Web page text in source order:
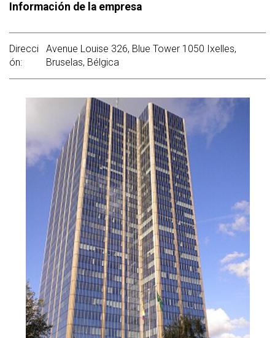
Información de la empresa
Direcci
ón:
Avenue Louise 326, Blue Tower 1050 Ixelles,
Bruselas, Bélgica